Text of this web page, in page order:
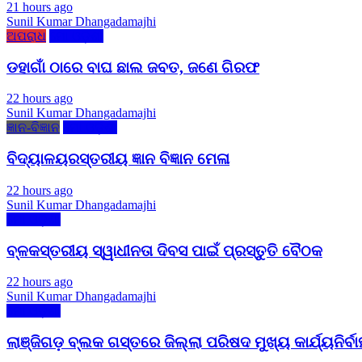
21 hours ago
Sunil Kumar Dhangadamajhi
ଅପରାଧ
ଡହାଗାଁ ଠାରେ ବାଘ ଛାଲ ଜବତ, ଜଣେ ଗିରଫ
22 hours ago
Sunil Kumar Dhangadamajhi
ଜ୍ଞାନ-ବିଜ୍ଞାନ
ବିଦ୍ୟାଳୟରସ୍ତରୀୟ ଜ୍ଞାନ ବିଜ୍ଞାନ ମେଳା
22 hours ago
Sunil Kumar Dhangadamajhi
ବ୍ଳକସ୍ତରୀୟ ସ୍ୱାଧୀନତା ଦିବସ ପାଇଁ ପ୍ରସ୍ତୁତି ବୈଠକ
22 hours ago
Sunil Kumar Dhangadamajhi
ଲାଞ୍ଜିଗଡ଼ ବ୍ଲକ ଗସ୍ତରେ ଜିଲ୍ଲା ପରିଷଦ ମୁଖ୍ୟ